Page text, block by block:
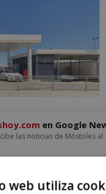
en Google
las noticias de Móstoles al
de Madrid para repostar
web utiliza